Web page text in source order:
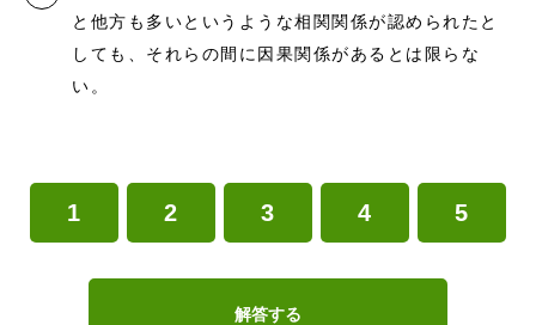
と他方も多いというような相関関係が認められたと
しても、それらの間に因果関係があるとは限らな
い。
1 2 3 4 5
解答する